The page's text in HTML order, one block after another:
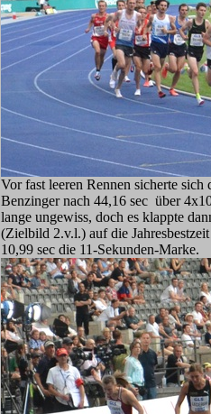
Vor fast leeren Rennen sicherte
Benzinger nach 44,16 sec über
lange ungewiss, doch es klappte
(Zielbild 2.v.l.) auf die
10,99 sec die 11-Sekunden-Marke.